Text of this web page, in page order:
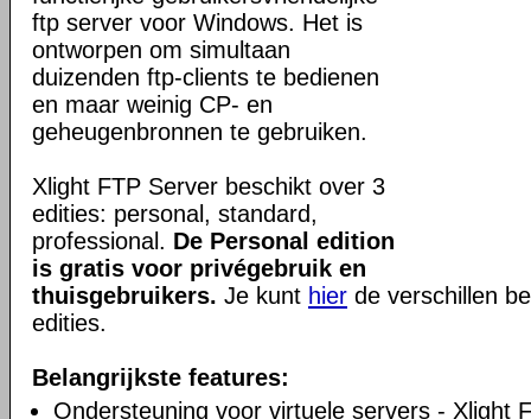
ftp server voor Windows. Het is
ontworpen om simultaan
duizenden ftp-clients te bedienen
en maar weinig CP- en
geheugenbronnen te gebruiken.
Xlight FTP Server beschikt over 3
edities: personal, standard,
professional. De Personal edition
is gratis voor privégebruik en
thuisgebruikers. Je kunt hier de verschillen
edities.
Belangrijkste features:
Ondersteuning voor virtuele servers - Xlight